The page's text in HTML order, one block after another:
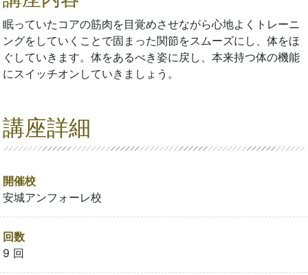
眠っていたコアの筋肉を目覚めさせながら心地よくトレーニ
ングをしていくことで固まった関節をスムーズにし、体をほ
ぐしていきます。体をあるべき姿に戻し、本来持つ体の機能
にスイッチオンしていきましょう。
講座詳細
開催校
安城アンフォーレ校
回数
9 回